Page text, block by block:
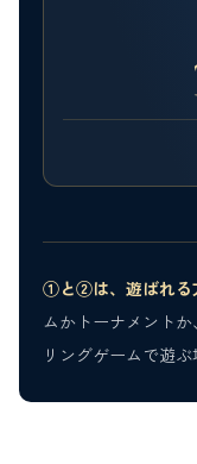
①と②は、遊ばれる
ムかトーナメント
リングゲームで遊